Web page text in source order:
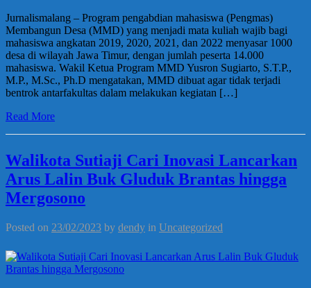
Jurnalismalang – Program pengabdian mahasiswa (Pengmas)
Membangun Desa (MMD) yang menjadi mata kuliah wajib bagi
mahasiswa angkatan 2019, 2020, 2021, dan 2022 menyasar 1000
desa di wilayah Jawa Timur, dengan jumlah peserta 14.000
mahasiswa. Wakil Ketua Program MMD Yusron Sugiarto, S.T.P.,
M.P., M.Sc., Ph.D mengatakan, MMD dibuat agar tidak terjadi
bentrok antarfakultas dalam melakukan kegiatan […]
Read More
Walikota Sutiaji Cari Inovasi Lancarkan
Arus Lalin Buk Gluduk Brantas hingga
Mergosono
Posted on 23/02/2023 by dendy in Uncategorized